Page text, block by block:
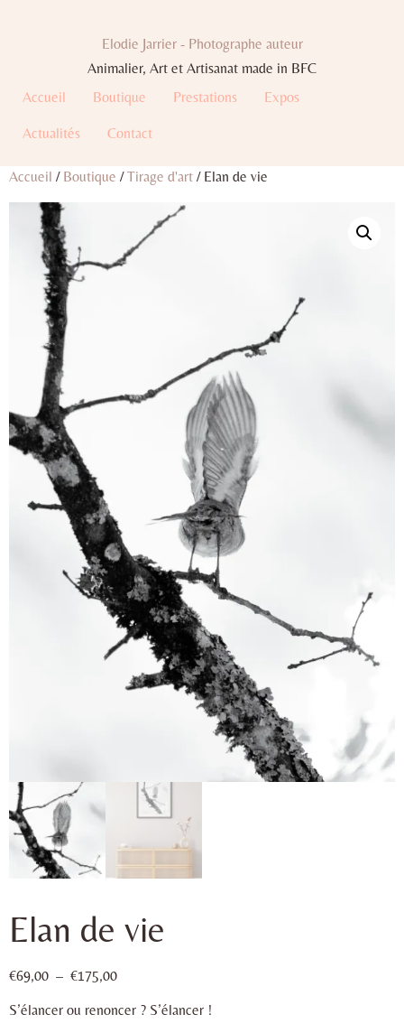
Elodie Jarrier - Photographe auteur
Animalier, Art et Artisanat made in BFC
Accueil
Boutique Prestations Expos
Actualités Contact
Accueil / Boutique /Tirage d'art / Elan de vie
Elan de vie
€69,00 – €175,00
S’élancer ou renoncer ? S’élancer !